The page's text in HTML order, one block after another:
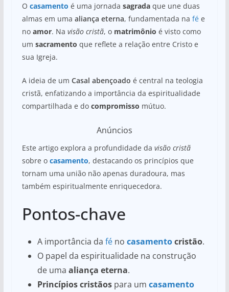
at
s
A
p
p
c
e
b
o
k
ar
e
O casamento é uma jornada sagradaque une duas
almas em uma aliança eterna, fundamentada na fée
no amor. Na visão cristã, o matrimônio é visto como
um sacramento que reflete a relação entre Cristo e
sua Igreja.
A ideia de um Casal abençoado é central na teologia
cristã, enfatizando a importância da espiritualidade
compartilhada e do compromisso mútuo.
Anúncios
Este artigo explora a profundidade da visão cristã
sobre o casamento, destacando os princípios que
tornam uma união não apenas duradoura, mas
também espiritualmente enriquecedora.
Pontos-chave
A importância da féno casamentocristão.
O papel da espiritualidade na construção
de uma aliança eterna.
Princípios cristãospara um casamento